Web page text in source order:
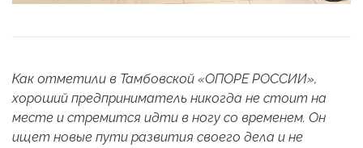
Как отметили в Тамбовской «ОПОРЕ РОССИИ»,
хороший предприниматель никогда не стоит на
месте и стремится идти в ногу со временем. Он
ищет новые пути развития своего дела и не